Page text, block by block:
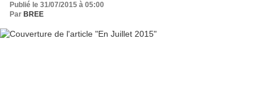
Publié le 31/07/2015 à 05:00
Par BREE